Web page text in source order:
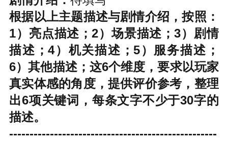
根据以上主题描述与剧情介绍，按照：
1）亮点描述；2）场景描述；3）剧情
描述；4）机关描述；5）服务描述；
6）其他描述；这6个维度，要求以玩家
真实体感的角度，提供评价参考，整理
出6项关键词，每条文字不少于30字的
描述。
---------------------------------------------------